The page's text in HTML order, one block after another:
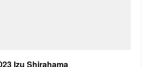
Izu Shirahama